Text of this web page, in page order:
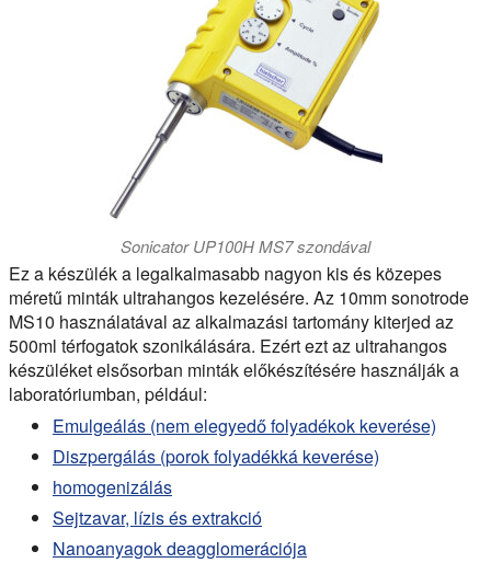
Sonicator UP100H MS7 szondával
Ez a készülék a legalkalmasabb nagyon kis és közepes
méretű minták ultrahangos kezelésére. Az 10mm sonotrode
MS10 használatával az alkalmazási tartomány kiterjed az
500ml térfogatok szonikálására. Ezért ezt az ultrahangos
készüléket elsősorban minták előkészítésére használják a
laboratóriumban, például:
Emulgeálás (nem elegyedő folyadékok keverése)
Diszpergálás (porok folyadékká keverése)
homogenizálás
Sejtzavar, lízis és extrakció
Nanoanyagok deagglomerációja